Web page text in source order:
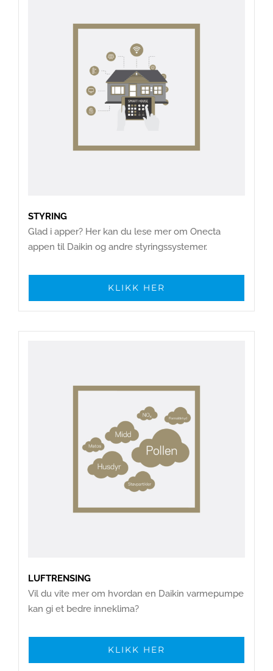
STYRING
Glad i apper? Her kan du lese mer om Onecta
appen til Daikin og andre styringssystemer.
KLIKK HER
LUFTRENSING
Vil du vite mer om hvordan en Daikin varmepumpe
kan gi et bedre inneklima?
KLIKK HER